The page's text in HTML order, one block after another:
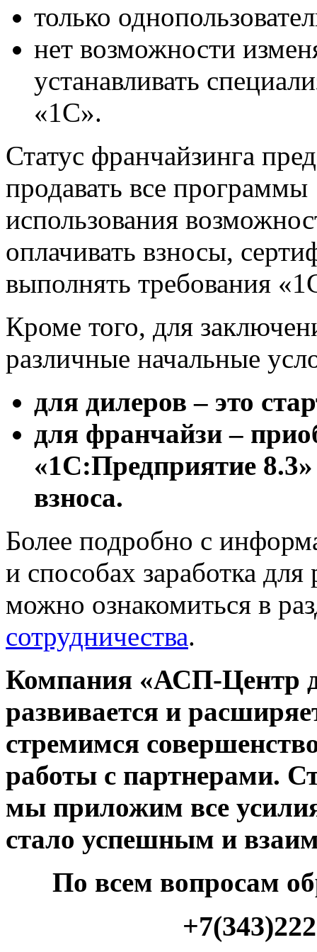
только
нет возможности
устанавливать
«1С».
Статус франчайзинга
продавать все
использования
оплачивать взносы,
выполнять требования
Кроме того, для
различные начальные
для дилеров – это
для франчайзи –
«1С:Предприятие
взноса.
Более подробно с
и способах заработка
можно ознакомиться в
сотрудничества.
Компания «АСП-Центр
развивается и
стремимся
работы с партнерами.
мы приложим все
стало успешным и
По всем вопросам